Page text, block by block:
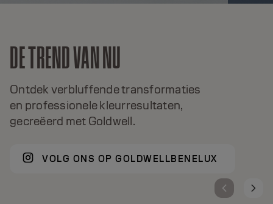
DE TREND VAN NU
Ontdek verbluffende transformaties
en professionele kleurresultaten,
gecreëerd met Goldwell.
VOLG ONS OP GOLDWELLBENELUX